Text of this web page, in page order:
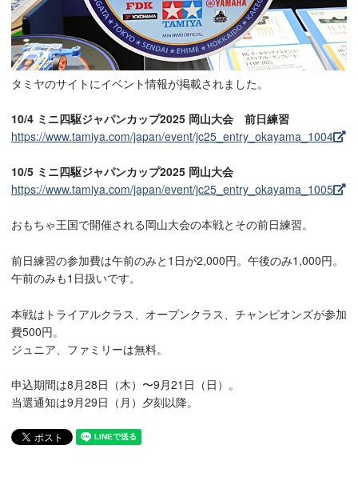
タミヤのサイトにイベント情報が掲載されました。
10/4 ミニ四駆ジャパンカップ2025 岡山大会 前日練習
https://www.tamiya.com/japan/event/jc25_entry_okayama_1004
10/5 ミニ四駆ジャパンカップ2025 岡山大会
https://www.tamiya.com/japan/event/jc25_entry_okayama_1005
おもちゃ王国で開催される岡山大会の本戦とその前日練習。
前日練習の参加費は午前のみと1日が2,000円。午後のみ1,000円。
午前のみも1日扱いです。
本戦はトライアルクラス、オープンクラス、チャンピオンズが参加
費500円。
ジュニア、ファミリーは無料。
申込期間は8月28日（木）〜9月21日（日）。
当選通知は9月29日（月）夕刻以降。